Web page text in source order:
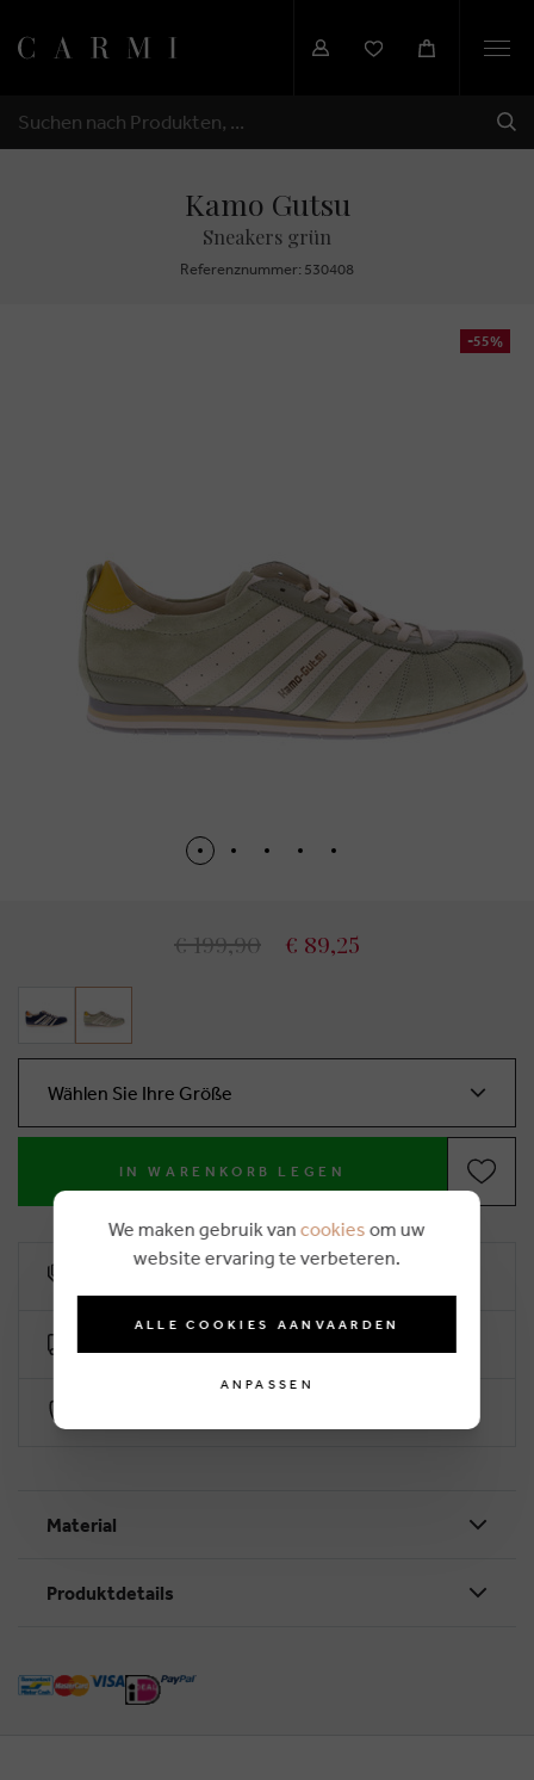
SUCHEN
Kamo Gutsu
Sneakers grün
Referenznummer: 530408
-55%
€ 199,90 € 89,25
Wählen Sie Ihre Größe
IN WARENKORB LEGEN
Material
Produktdetails
We maken gebruik van cookies om uw
website ervaring te verbeteren.
ALLE COOKIES AANVAARDEN
ANPASSEN